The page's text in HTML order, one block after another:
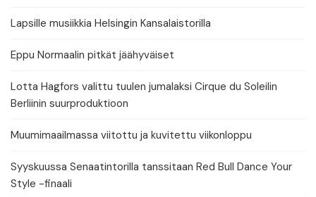
Lapsille musiikkia Helsingin Kansalaistorilla
Eppu Normaalin pitkät jäähyväiset
Lotta Hagfors valittu tuulen jumalaksi Cirque du Soleilin
Berliinin suurproduktioon
Muumimaailmassa viitottu ja kuvitettu viikonloppu
Syyskuussa Senaatintorilla tanssitaan Red Bull Dance Your
Style -finaali